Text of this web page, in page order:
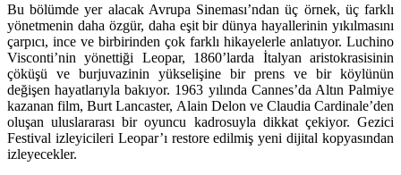
Bu bölümde yer alacak Avrupa Sineması’ndan üç örnek, üç farklı
yönetmenin daha özgür, daha eşit bir dünya hayallerinin yıkılmasını
çarpıcı, ince ve birbirinden çok farklı hikayelerle anlatıyor. Luchino
Visconti’nin yönettiği Leopar, 1860’larda İtalyan aristokrasisinin
çöküşü ve burjuvazinin yükselişine bir prens ve bir köylünün
değişen hayatlarıyla bakıyor. 1963 yılında Cannes’da Altın Palmiye
kazanan film, Burt Lancaster, Alain Delon ve Claudia Cardinale’den
oluşan uluslararası bir oyuncu kadrosuyla dikkat çekiyor. Gezici
Festival izleyicileri Leopar’ı restore edilmiş yeni dijital kopyasından
izleyecekler.